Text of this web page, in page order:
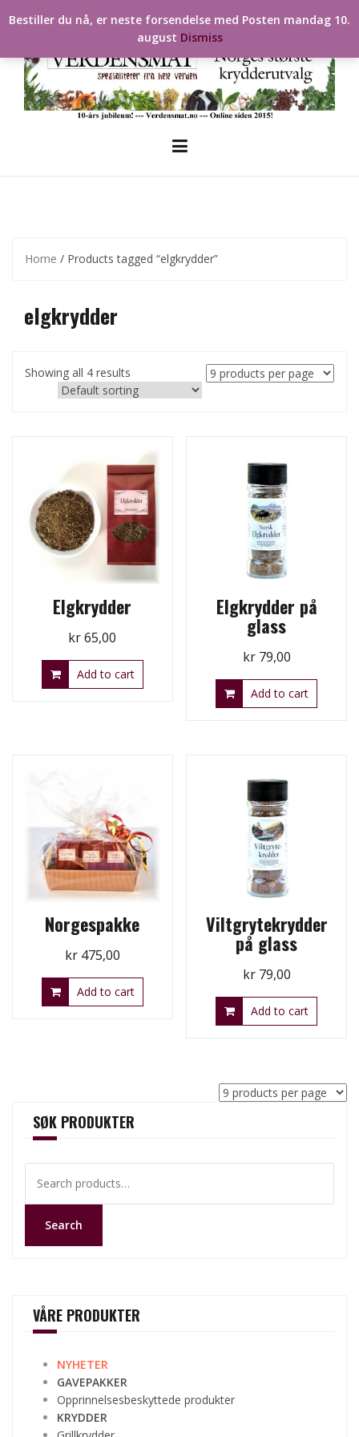
to
Home / Products tagged “elgkrydder”
elgkrydder
Showing all 4 results
Elgkrydder
kr65,00
Add to cart
Elgkrydder på
glass
kr79,00
Add to cart
Norgespakke
kr475,00
Add to cart
Viltgrytekrydder
på glass
kr79,00
Add to cart
SØK PRODUKTER
for:
Search
VÅRE PRODUKTER
NYHETER
GAVEPAKKER
Opprinnelsesbeskyttede produkter
KRYDDER
Bestiller du nå, er neste forsendelse med Posten mandag 10.
august Dismiss